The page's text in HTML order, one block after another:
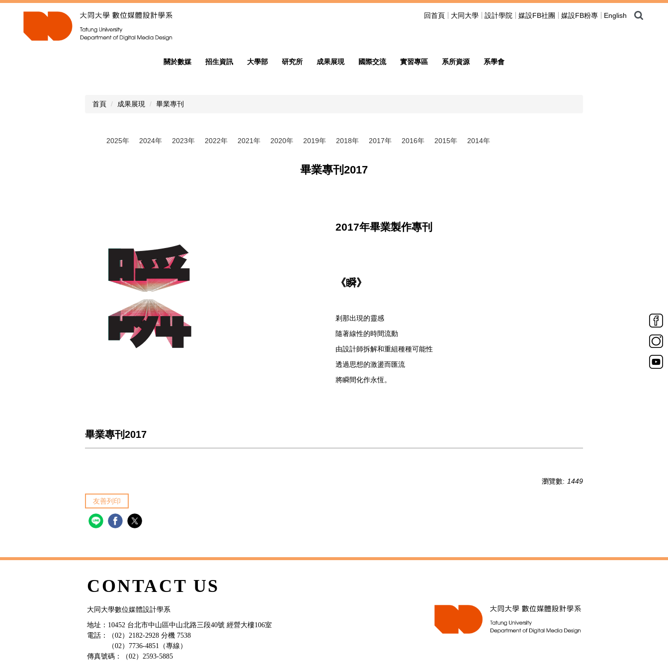
回首頁 大同大學 設計學院 媒設FB社團 媒設FB粉專 English
關於數媒 招生資訊 大學部 研究所 成果展現 國際交流 實習專區 系所資源 系學會
首頁 成果展現 畢業專刊
2025年 2024年 2023年 2022年 2021年 2020年 2019年 2018年 2017年 2016年 2015年 2014年
畢業專刊2017
2017年畢業製作專刊
《瞬》
剎那出現的靈感
隨著線性的時間流動
由設計師拆解和重組種種可能性
透過思想的激盪而匯流
將瞬間化作永恆。
畢業專刊2017
瀏覽數: 1449
友善列印
CONTACT US
大同大學數位媒體設計學系
地址：10452 台北市中山區中山北路三段40號 經營大樓106室
電話：（02）2182-2928 分機 7538
（02）7736-4851（專線）
傳真號碼：（02）2593-5885